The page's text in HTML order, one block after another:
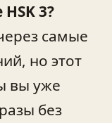
3?
самые
но этот
вы уже
без